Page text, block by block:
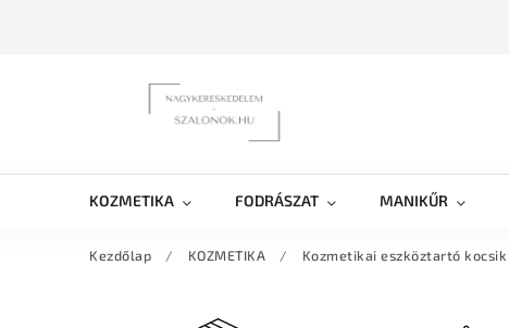
KOZMETIKA FODRÁSZAT MANIKŰR
Kezdőlap / KOZMETIKA / Kozmetikai eszköztartó kocsik